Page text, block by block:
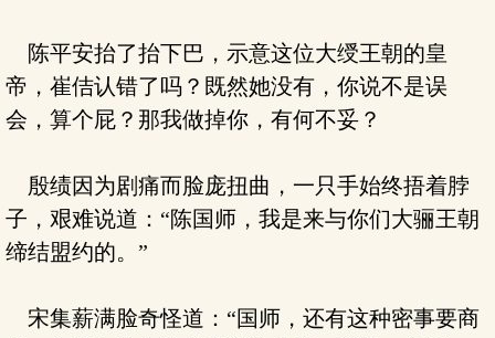
陈平安抬了抬下巴，示意这位大绶王朝的皇
帝，崔佶认错了吗？既然她没有，你说不是误
会，算个屁？那我做掉你，有何不妥？
殷绩因为剧痛而脸庞扭曲，一只手始终捂着脖
子，艰难说道：“陈国师，我是来与你们大骊王朝
缔结盟约的。”
宋集薪满脸奇怪道：“国师，还有这种密事要商